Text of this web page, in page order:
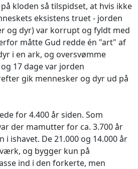
kloden så tilspidset, at hvis ikke
eksistens truet - jorden
og dyr) var korrupt og fyldt med
måtte Gud redde én "art" af
i en ark, og oversvømme
17 dage var jorden
gik mennesker og dyr ud på
for 4.400 år siden. Som
der mamutter for ca. 3.700 år
i ishavet. De 21.000 og 14.000 år
og bygger kun på
ind i den forkerte, men